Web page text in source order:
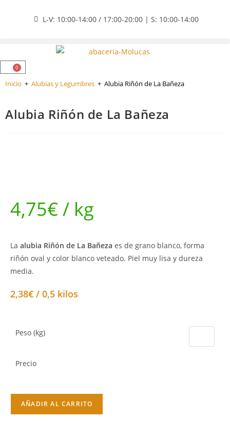
L-V: 10:00-14:00 / 17:00-20:00 | S: 10:00-14:00
0
Inicio + Alubias y Legumbres + Alubia Riñón de La Bañeza
Alubia Riñón de La Bañeza
4,75€/ kg
La alubia Riñón de La Bañeza es de grano blanco, forma
riñón oval y color blanco veteado. Piel muy lisa y dureza
media.
2,38€ / 0,5 kilos
Peso (kg)
Precio
AÑADIR AL CARRITO